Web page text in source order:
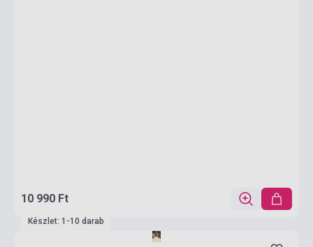
10 990 Ft
Készlet: 1-10 darab